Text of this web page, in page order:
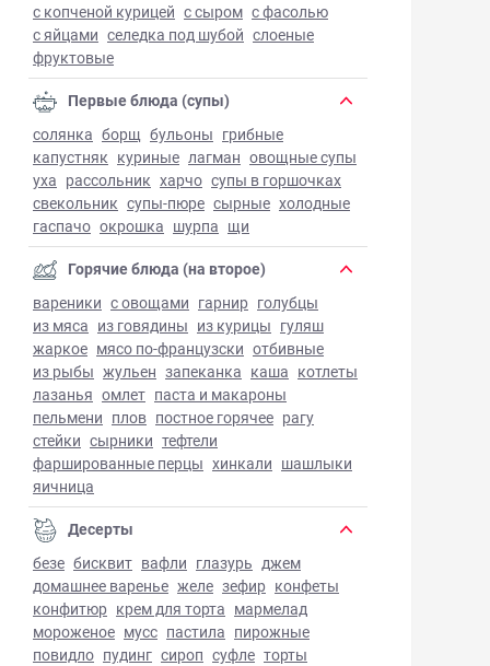
с копченой курицей с сыром с фасолью
с яйцами селедка под шубой слоеные
фруктовые
Первые блюда (супы)
солянка борщ бульоны грибные
капустняк куриные лагман овощные супы
уха рассольник харчо супы в горшочках
свекольник супы-пюре сырные холодные
гаспачо окрошка шурпа щи
Горячие блюда (на второе)
вареники с овощами гарнир голубцы
из мяса из говядины из курицы гуляш
жаркое мясо по-французски отбивные
из рыбы жульен запеканка каша котлеты
лазанья омлет паста и макароны
пельмени плов постное горячее рагу
стейки сырники тефтели
фаршированные перцы хинкали шашлыки
яичница
Десерты
безе бисквит вафли глазурь джем
домашнее варенье желе зефир конфеты
конфитюр крем для торта мармелад
мороженое мусс пастила пирожные
повидло пудинг сироп суфле торты